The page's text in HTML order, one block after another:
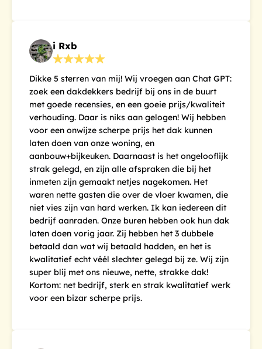
i Rxb
Dikke 5 sterren van mij! Wij vroegen aan Chat GPT:
zoek een dakdekkers bedrijf bij ons in de buurt
met goede recensies, en een goeie prijs/kwaliteit
verhouding. Daar is niks aan gelogen! Wij hebben
voor een onwijze scherpe prijs het dak kunnen
laten doen van onze woning, en
aanbouw+bijkeuken. Daarnaast is het ongelooflijk
strak gelegd, en zijn alle afspraken die bij het
inmeten zijn gemaakt netjes nagekomen. Het
waren nette gasten die over de vloer kwamen, die
niet vies zijn van hard werken. Ik kan iedereen dit
bedrijf aanraden. Onze buren hebben ook hun dak
laten doen vorig jaar. Zij hebben het 3 dubbele
betaald dan wat wij betaald hadden, en het is
kwalitatief echt véél slechter gelegd bij ze. Wij zijn
super blij met ons nieuwe, nette, strakke dak!
Kortom: net bedrijf, sterk en strak kwalitatief werk
voor een bizar scherpe prijs.